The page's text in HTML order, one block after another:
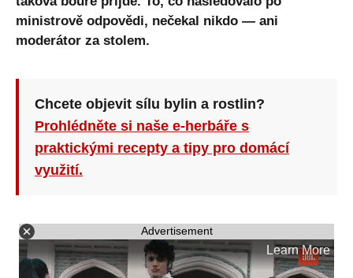
ministrově odpovědi, nečekal nikdo — ani
moderátor za stolem.
Chcete objevit sílu bylin a rostlin?
Prohlédněte si naše e-herbáře s
praktickými recepty a tipy pro domácí
využití.
Advertisement